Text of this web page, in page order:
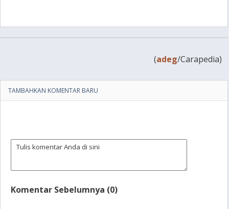
(adeg/Carapedia)
TAMBAHKAN KOMENTAR BARU
Komentar Sebelumnya (0)